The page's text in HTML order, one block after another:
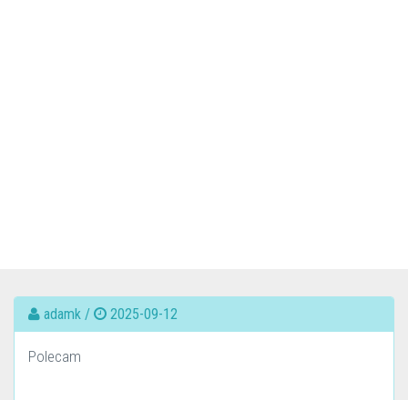
adamk / 2025-09-12
Polecam